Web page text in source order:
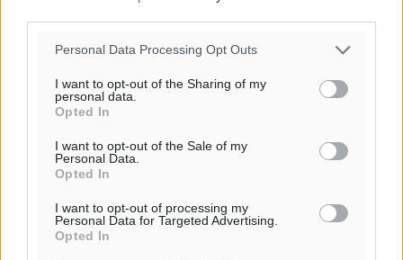
Personal Data Processing Opt Outs
I want to opt-out of the Sharing of my
personal data.
Opted In
I want to opt-out of the Sale of my
Personal Data.
Opted In
I want to opt-out of processing my
Personal Data for Targeted Advertising.
Opted In
26°/27°
πρόγνωση: